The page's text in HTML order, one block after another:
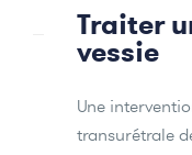
Traiter
vessie
Une
transurétrale